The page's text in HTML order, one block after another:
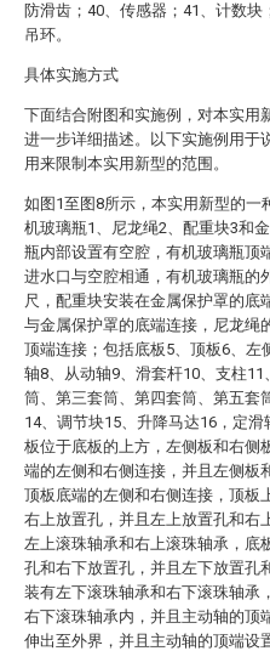
防滑齿；40、传感器；41、计数块
吊环。
具体实施方式
下面结合附图和实施例，对本实用
进一步详细描述。以下实施例用于
用来限制本实用新型的范围。
如图1至图8所示，本实用新型的一
机玻璃瓶1、尼龙绳2、配重块3和
瓶内部设置有空腔，有机玻璃瓶顶
进水口与空腔相通，有机玻璃瓶的
尺，配重块安装在金属保护罩的底
与金属保护罩的底端连接，尼龙绳
顶端连接；包括底板5、顶板6、左
轴8、从动轴9、滑套杆10、支柱11
筒、第三套筒、第四套筒、第五套
14、调节块15、升降马达16，定
板位于底板的上方，左侧板和右侧
端的左侧和右侧连接，并且左侧板
顶板底端的左侧和右侧连接，顶板
右上放置孔，并且左上放置孔和右
左上滚珠轴承和右上滚珠轴承，底
孔和右下放置孔，并且左下放置孔
装有左下滚珠轴承和右下滚珠轴承
右下滚珠轴承内，并且主动轴的顶
伸出至外界，并且主动轴的顶端设